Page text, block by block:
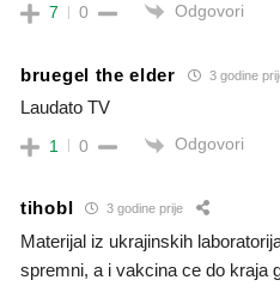
7 0 Odgovori
bruegel the elder 3 godine
Laudato TV
1 0 Odgovori
tihobl 3 godine prije
Materijal iz ukrajinskih
spremni, a i vakcina ce do kraja